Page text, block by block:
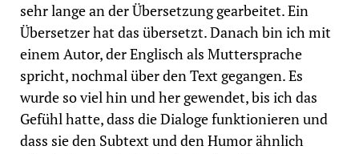
sehr lange an der Übersetzung gearbeitet. Ein
Übersetzer hat das übersetzt. Danach bin ich mit
einem Autor, der Englisch als Muttersprache
spricht, nochmal über den Text gegangen. Es
wurde so viel hin und her gewendet, bis ich das
Gefühl hatte, dass die Dialoge funktionieren und
dass sie den Subtext und den Humor ähnlich